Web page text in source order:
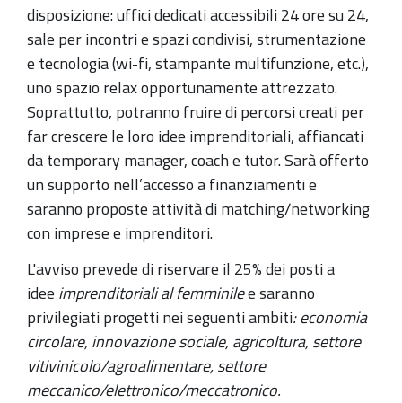
disposizione: uffici dedicati accessibili 24 ore su 24,
sale per incontri e spazi condivisi, strumentazione
e tecnologia (wi-fi, stampante multifunzione, etc.),
uno spazio relax opportunamente attrezzato.
Soprattutto, potranno fruire di percorsi creati per
far crescere le loro idee imprenditoriali, affiancati
da temporary manager, coach e tutor. Sarà offerto
un supporto nell’accesso a finanziamenti e
saranno proposte attività di matching/networking
con imprese e imprenditori.
L'avviso prevede di riservare il 25% dei posti a
idee imprenditoriali al femminilee saranno
privilegiati progetti nei seguenti ambiti: economia
circolare, innovazione sociale, agricoltura, settore
vitivinicolo/agroalimentare, settore
meccanico/elettronico/meccatronico.